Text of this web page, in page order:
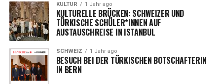
KULTUR 1 Jahr ago
KULTURELLE BRÜCKEN: SCHWEIZER UND
TÜRKISCHE SCHÜLER*INNEN AUF
AUSTAUSCHREISE IN ISTANBUL
SCHWEIZ 1 Jahr ago
BESUCH BEI DER TÜRKISCHEN BOTSCHAFTERIN
IN BERN